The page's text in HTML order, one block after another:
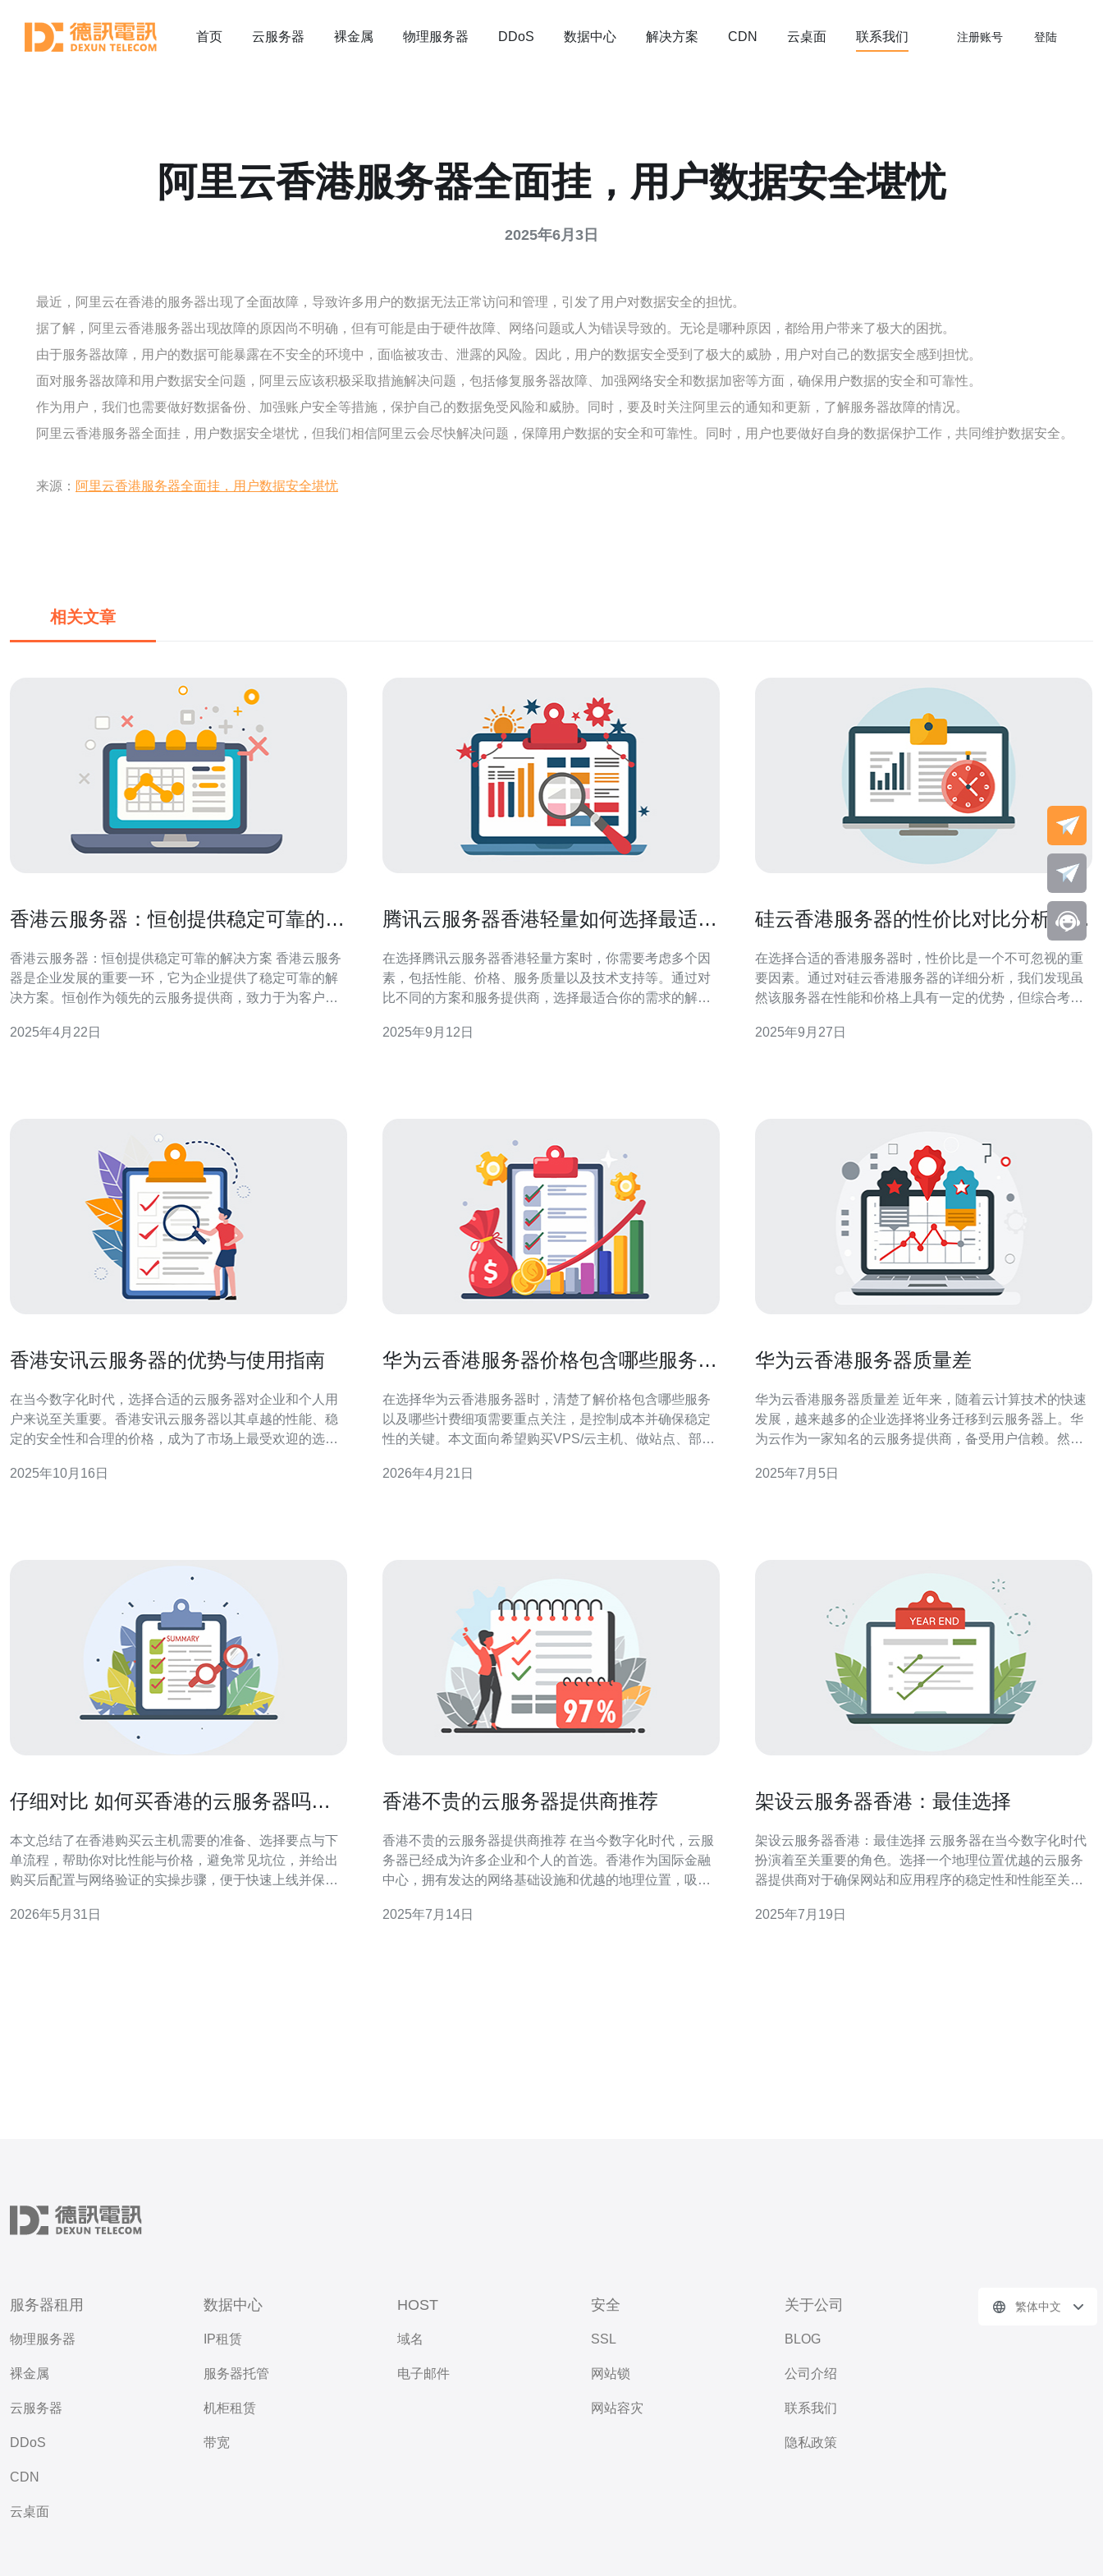
首页 云服务器 裸金属 物理服务器 DDoS 数据中心 解决方案 CDN 云桌面 联系我们 注册账号 登陆
阿里云香港服务器全面挂，用户数据安全堪忧
2025年6月3日
最近，阿里云在香港的服务器出现了全面故障，导致许多用户的数据无法正常访问和管理，引发了用户对数据安全的担忧。
据了解，阿里云香港服务器出现故障的原因尚不明确，但有可能是由于硬件故障、网络问题或人为错误导致的。无论是哪种原因，都给用户带来了极大的困扰。
由于服务器故障，用户的数据可能暴露在不安全的环境中，面临被攻击、泄露的风险。因此，用户的数据安全受到了极大的威胁，用户对自己的数据安全感到担忧。
面对服务器故障和用户数据安全问题，阿里云应该积极采取措施解决问题，包括修复服务器故障、加强网络安全和数据加密等方面，确保用户数据的安全和可靠性。
作为用户，我们也需要做好数据备份、加强账户安全等措施，保护自己的数据免受风险和威胁。同时，要及时关注阿里云的通知和更新，了解服务器故障的情况。
阿里云香港服务器全面挂，用户数据安全堪忧，但我们相信阿里云会尽快解决问题，保障用户数据的安全和可靠性。同时，用户也要做好自身的数据保护工作，共同维护数据安全。
来源： 阿里云香港服务器全面挂，用户数据安全堪忧
相关文章
香港云服务器：恒创提供稳定可靠的解
香港云服务器：恒创提供稳定可靠的解决方案 香港云服务
器是企业发展的重要一环，它为企业提供了稳定可靠的解
决方案。恒创作为领先的云服务提供商，致力于为客户提
的优势，以及恒创所提供的解决方案。 香港作为国际金融
2025年4月22日
腾讯云服务器香港轻量如何选择最适合
在选择腾讯云服务器香港轻量方案时，你需要考虑多个因
素，包括性能、价格、服务质量以及技术支持等。通过对
比不同的方案和服务提供商，选择最适合你的需求的解决
得信赖的服务器提供商，他们的服务质量和技术支持都非
2025年9月12日
硅云香港服务器的性价比对比分析与推
在选择合适的香港服务器时，性价比是一个不可忽视的重
要因素。通过对硅云香港服务器的详细分析，我们发现虽
然该服务器在性能和价格上具有一定的优势，但综合考虑
价比的选择。本文将对硅云香港服务器的特点进行分析，
2025年9月27日
香港安讯云服务器的优势与使用指南
在当今数字化时代，选择合适的云服务器对企业和个人用
户来说至关重要。香港安讯云服务器以其卓越的性能、稳
定的安全性和合理的价格，成为了市场上最受欢迎的选择
满足不同用户的需求。本文将为您详细介绍香港安讯云服
2025年10月16日
华为云香港服务器价格包含哪些服务与
在选择华为云香港服务器时，清楚了解价格包含哪些服务
以及哪些计费细项需要重点关注，是控制成本并确保稳定
性的关键。本文面向希望购买VPS/云主机、做站点、部署
见的计费维度，并给出实操建议与购买推荐。 首先要理解
2026年4月21日
华为云香港服务器质量差
华为云香港服务器质量差 近年来，随着云计算技术的快速
发展，越来越多的企业选择将业务迁移到云服务器上。华
为云作为一家知名的云服务提供商，备受用户信赖。然
引起了广泛关注。 据用户反映，华为云香港服务器存在诸
2025年7月5日
仔细对比 如何买香港的云服务器吗一
本文总结了在香港购买云主机需要的准备、选择要点与下
单流程，帮助你对比性能与价格，避免常见坑位，并给出
购买后配置与网络验证的实操步骤，便于快速上线并保证
前，首先估算预算。预算主要受CPU、内存、磁盘类型
2026年5月31日
香港不贵的云服务器提供商推荐
香港不贵的云服务器提供商推荐 在当今数字化时代，云服
务器已经成为许多企业和个人的首选。香港作为国际金融
中心，拥有发达的网络基础设施和优越的地理位置，吸引
高、服务优质的香港云服务器提供商。 1. 腾讯云 作为国内
2025年7月14日
架设云服务器香港：最佳选择
架设云服务器香港：最佳选择 云服务器在当今数字化时代
扮演着至关重要的角色。选择一个地理位置优越的云服务
器提供商对于确保网站和应用程序的稳定性和性能至关重
的网络连接，成为了许多企业和个人的首选。 架设云服务
2025年7月19日
服务器租用
物理服务器
裸金属
云服务器
DDoS
CDN
云桌面
数据中心
IP租赁
服务器托管
机柜租赁
带宽
HOST
域名
电子邮件
安全
SSL
网站锁
网站容灾
关于公司
BLOG
公司介绍
联系我们
隐私政策
繁体中文